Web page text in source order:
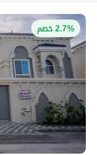
2.7% خصم